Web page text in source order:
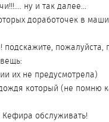
ну и так далее...
доработочек в
пожалуйста,
их не предусмотрела)
который (не помню
обслуживать!